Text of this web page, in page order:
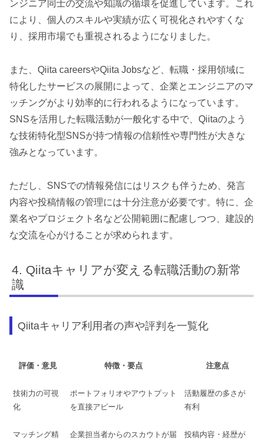
ンジニア同士の交流や知識の循環を促進しています。これ
により、個人のスキルや実績が広く可視化されやすくな
り、採用市場でも重視されるようになりました。
また、Qiita careersやQiita Jobsなど、転職・採用領域に
特化したサービスの展開によって、企業とエンジニアのマ
ッチングがより効率的に行われるようになっています。
SNSを活用した転職活動が一般化する中で、Qiitaのよう
な技術特化型SNSが持つ情報の信頼性や専門性が大きな
強みとなっています。
ただし、SNSでの情報発信にはリスクも伴うため、発言
内容や投稿情報の管理には十分注意が必要です。特に、企
業名やプロジェクト名など公開範囲に配慮しつつ、建設的
な交流を心がけることが求められます。
Qiitaキャリアが変える転職活動の新常
識
Qiitaキャリア利用者の声や評判を一覧化
評価・意見 特徴・要点 注意点
技術力の可視
化
ポートフォリオやアウトプット
を直接アピール
活動履歴の多さが
有利
マッチング精
企業担当者からのスカウトが届
投稿内容・経歴が